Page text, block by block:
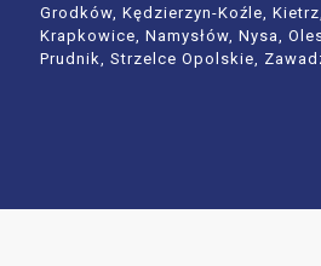
Grodków, Kędzierzyn-Koźle,
Krapkowice, Namysłów, Nysa,
Prudnik, Strzelce Opolskie,